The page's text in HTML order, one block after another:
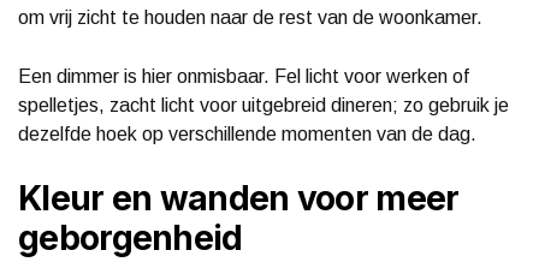
om vrij zicht te houden naar de rest van de woonkamer.
Een dimmer is hier onmisbaar. Fel licht voor werken of
spelletjes, zacht licht voor uitgebreid dineren; zo gebruik je
dezelfde hoek op verschillende momenten van de dag.
Kleur en wanden voor meer
geborgenheid